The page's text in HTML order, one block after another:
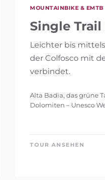
MOUNTAINBIKE & EMTB
Single Trail
Leichter bis
der Colfosco mit
verbindet.
Alta Badia, das grüne
Dolomiten – Unesco
TOUR ANSEHEN